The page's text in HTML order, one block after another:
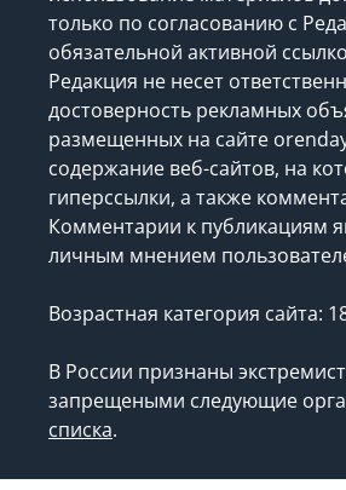
только по согласованию с
обязательной активной
Редакция не несет
достоверность рекламных
размещенных на сайте
содержание веб-сайтов, на
гиперссылки, а также
Комментарии к публикациям
личным мнением
Возрастная категория сайта:
В России признаны
запрещеными следующие
списка.